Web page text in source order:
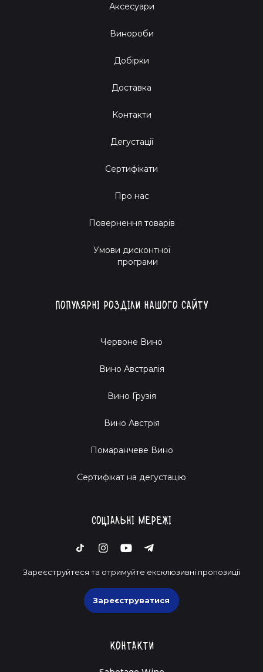
Аксесуари
Винороби
Добірки
Доставка
Контакти
Дегустації
Сертифікати
Про нас
Повернення товарів
Умови дисконтної
програми
Популярні розділи нашого сайту
Червоне Вино
Вино Австралія
Вино Грузія
Вино Австрія
Помаранчеве Вино
Cертифікат на дегустацію
Соціальні мережі
Зареєструйтеся та отримуйте ексклюзивні пропозиції
Зареєструватися
Контакти